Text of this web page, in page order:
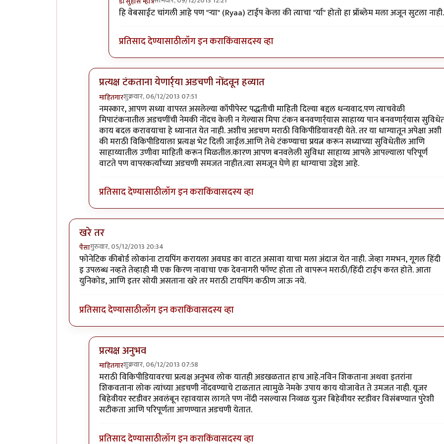
In reply tohttp://marathi.changathi.com/byकाळा पहाड
हि वेबसाईट चांगली आहे पण "र्‍या" (Ryaa) टाईप केला की त्याचा "र्या" होतो हा प्रॉब्लेम मला अजून सुटला नाही.
प्रतिसाद देण्यासाठीलॉग इन कराकिंवासदस्य व्हा
प्रत्यक्ष टंकताना येणार्र्या अडचणी नोंदवून हव्यात
माहितगारशुक्रवार, 06/12/2013 07:51
In reply toधागा निटसा कळाला नाही .byजेपी
नमस्कार, आपण सध्या वापरत असलेल्या कॉपीपेस्ट पद्धतीची माहिती दिल्या बद्दल धन्यवाद.पण त्याचवेळी
मिपाटंकनातील अडचणींची नेमकी नोंदच केली न गेल्यास मिपा टंकन बनवणार्र्यास साहाय्य पान बनवणार्र्यास
काय बदल करावयाचा हे ध्यानात येत नाही. अशीच अडचण मराठी विकिपीडियावरही येते. तर या धाग्यातून अपेक्षा अशी
की मराठी विकिपीडियाला प्रत्यक्ष भेट दिली जाईल.आणि तेथे टंकण्याचा प्रयत्न करून सध्याच्या सुविधेतील आणि
साहाय्यातील उणीवा माहिती करून मिळतील.कारण आपण बनवलेली सुविधा साहाय्य आपले आपल्याला परिपूर्ण
वाटते पण वापरकर्त्यांच्या अडचणी समजत नाहीत.त्या समजून घेणे हा धाग्याचा उद्देश आहे.
प्रतिसाद देण्यासाठीलॉग इन कराकिंवासदस्य व्हा
खरे तर
पैसागुरुवार, 05/12/2013 20:34
फोनेटिक कीबोर्ड लोकांना टायपिंग करायला अवघड का वाटत असावा याचा मला अंदाज येत नाही. जेव्हा गमभन, गूगल हिंदी
इ उपलब्ध नव्हते तेव्हाही मी एक किरण नावाचा एक देवनागरी फॉण्ट होता तो वापरून मराठी/हिंदी टाईप करत होते. आता
युनिकोड, आणि इतर सोयी असताना खरे तर मराठी टायपिंग कठीण जाऊ नये.
प्रतिसाद देण्यासाठीलॉग इन कराकिंवासदस्य व्हा
प्रत्यक्ष अनुभव
माहितगारशुक्रवार, 06/12/2013 07:58
In reply toखरे तरbyपैसा
मराठी विकिपीडियावरचा प्रत्यक्ष अनुभव लोक यातही अडखळतात हाच आहे.नविन शिकताना अथवा इतरांना
शिकवताना लोक त्यांच्या अडचणी नोंदवण्याचे टाळतात त्यामुळे नेमके उपाय काय योजावेत ते उमजत नाही. यूजर
बिहेवीयर स्टडीवर अवलंबून रहावयास लागते पण नोंदी नसल्यास निव्वळ युजर बिहेवीयर स्टडीवर विसंबण्यात पुरेशी
सटीकता आणि परिपूर्णता आणण्यात अडचणी येतात.
प्रतिसाद देण्यासाठीलॉग इन कराकिंवासदस्य व्हा